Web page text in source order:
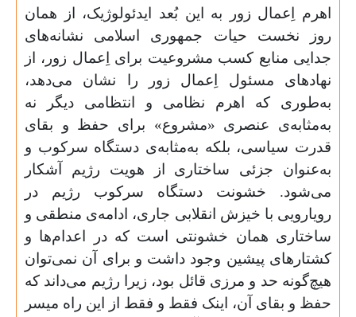
اهرم اِعمال زور به این بُعد ایدئولوژیک، از همان
روز نخست حیات جمهوری اسلامی نشانه‌های
جدایی منابع کسب مشروعیت برای اِعمال زور، از
نهادهای مسئول اِعمال زور را نشان می‌دهد،
به‌طوری که اهرم نظامی و انتظامی دیگر نه
به‌مثابه‌ی عنصری «مشروع» برای حفظ و بقای
قدرت سیاسی، بلکه به‌مثابه‌ی دستگاه سرکوب و
به‌عنوان جزئی ساختاری از هویت رژیم آشکار
می‌شود. خشونت دستگاه سرکوب رژیم در
رویارویی با خیزش انقلابی جاری، ادامه‌ی منطقی و
ساختاری همان خشونتی است که در اعدام‌ها و
کشتارهای پیشین وجود داشت و برای آن نمی‌توان
هیچ‌گونه حد و مرزی قائل بود، زیرا رژیم می‌داند که
حفظ و بقای آن، اینک فقط و فقط از این راه میسر